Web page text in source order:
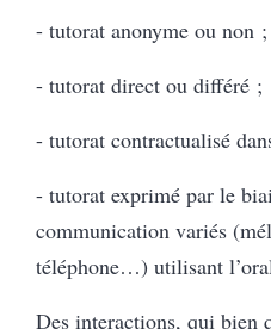
- tutorat anonyme ou non ;
- tutorat direct ou différé ;
- tutorat contractualisé
- tutorat exprimé par le
communication variés
téléphone…) utilisant
Des interactions, qui bien